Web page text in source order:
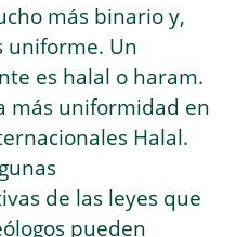
más binario y,
uniforme. Un
es halal o haram.
más uniformidad en
Halal.
de las leyes que
pueden